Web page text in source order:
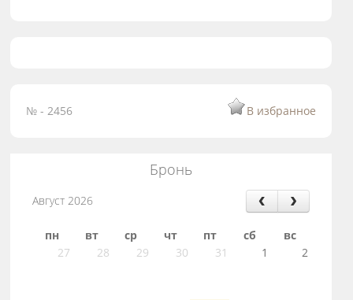
№ - 2456 В избранное
Бронь
Август 2026
пн вт ср чт пт сб
вс
27
28 29 30 31 1 2